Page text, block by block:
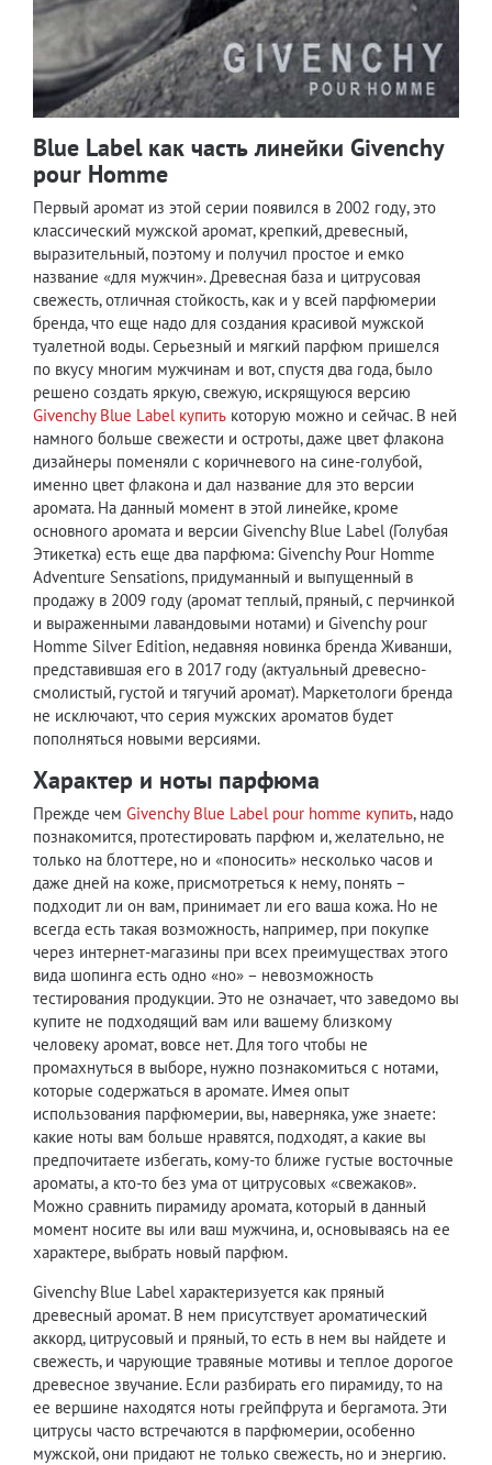
Blue Label как часть линейки Givenchy
pour Homme
Первый аромат из этой серии появился в 2002 году, это
классический мужской аромат, крепкий, древесный,
выразительный, поэтому и получил простое и емко
название «для мужчин». Древесная база и цитрусовая
свежесть, отличная стойкость, как и у всей парфюмерии
бренда, что еще надо для создания красивой мужской
туалетной воды. Серьезный и мягкий парфюм пришелся
по вкусу многим мужчинам и вот, спустя два года, было
решено создать яркую, свежую, искрящуюся версию
Givenchy Blue Label купить которую можно и сейчас. В ней
намного больше свежести и остроты, даже цвет флакона
дизайнеры поменяли с коричневого на сине-голубой,
именно цвет флакона и дал название для это версии
аромата. На данный момент в этой линейке, кроме
основного аромата и версии Givenchy Blue Label (Голубая
Этикетка) есть еще два парфюма: Givenchy Pour Homme
Adventure Sensations, придуманный и выпущенный в
продажу в 2009 году (аромат теплый, пряный, с перчинкой
и выраженными лавандовыми нотами) и Givenchy pour
Homme Silver Edition, недавняя новинка бренда Живанши,
представившая его в 2017 году (актуальный древесно-
смолистый, густой и тягучий аромат). Маркетологи бренда
не исключают, что серия мужских ароматов будет
пополняться новыми версиями.
Характер и ноты парфюма
Прежде чем Givenchy Blue Label pour homme купить, надо
познакомится, протестировать парфюм и, желательно, не
только на блоттере, но и «поносить» несколько часов и
даже дней на коже, присмотреться к нему, понять –
подходит ли он вам, принимает ли его ваша кожа. Но не
всегда есть такая возможность, например, при покупке
через интернет-магазины при всех преимуществах этого
вида шопинга есть одно «но» – невозможность
тестирования продукции. Это не означает, что заведомо вы
купите не подходящий вам или вашему близкому
человеку аромат, вовсе нет. Для того чтобы не
промахнуться в выборе, нужно познакомиться с нотами,
которые содержаться в аромате. Имея опыт
использования парфюмерии, вы, наверняка, уже знаете:
какие ноты вам больше нравятся, подходят, а какие вы
предпочитаете избегать, кому-то ближе густые восточные
ароматы, а кто-то без ума от цитрусовых «свежаков».
Можно сравнить пирамиду аромата, который в данный
момент носите вы или ваш мужчина, и, основываясь на ее
характере, выбрать новый парфюм.
Givenchy Blue Label характеризуется как пряный
древесный аромат. В нем присутствует ароматический
аккорд, цитрусовый и пряный, то есть в нем вы найдете и
свежесть, и чарующие травяные мотивы и теплое дорогое
древесное звучание. Если разбирать его пирамиду, то на
ее вершине находятся ноты грейпфрута и бергамота. Эти
цитрусы часто встречаются в парфюмерии, особенно
мужской, они придают не только свежесть, но и энергию.